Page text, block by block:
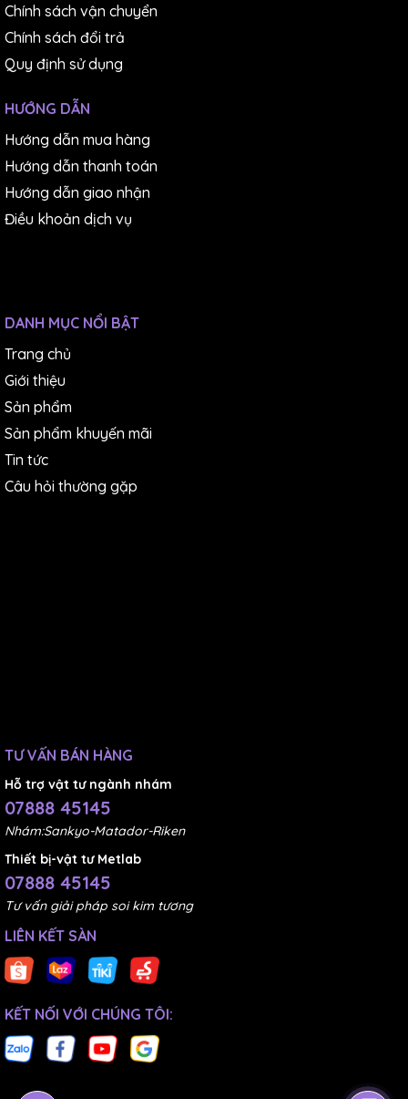
Chính sách vận chuyển
Chính sách đổi trả
Quy định sử dụng
HƯỚNG DẪN
Hướng dẫn mua hàng
Hướng dẫn thanh toán
Hướng dẫn giao nhận
Điều khoản dịch vụ
DANH MỤC NỔI BẬT
Trang chủ
Giới thiệu
Sản phẩm
Sản phẩm khuyến mãi
Tin tức
Câu hỏi thường gặp
TƯ VẤN BÁN HÀNG
Hỗ trợ vật tư ngành nhám
07888 45145
Nhám:Sankyo-Matador-Riken
Thiết bị-vật tư Metlab
07888 45145
Tư vấn giải pháp soi kim tương
LIÊN KẾT SÀN
KẾT NỐI VỚI CHÚNG TÔI: